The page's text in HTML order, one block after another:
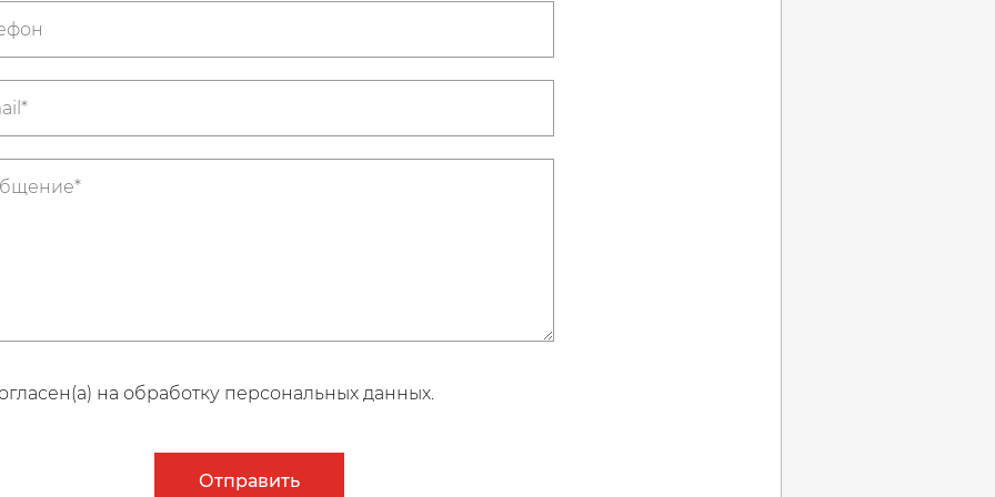
на обработку персональных данных.
Отправить